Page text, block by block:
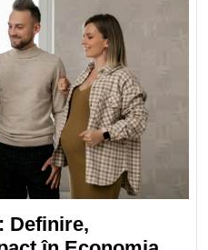
de
drept
Definire,